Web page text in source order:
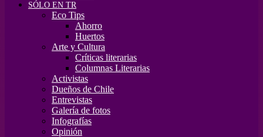
SÓLO EN TR
Eco Tips
Ahorro
Huertos
Arte y Cultura
Críticas literarias
Columnas Literarias
Activistas
Dueños de Chile
Entrevistas
Galería de fotos
Infografías
Opinión